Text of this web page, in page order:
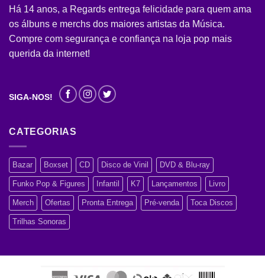
Há 14 anos, a Regards entrega felicidade para quem ama
os álbuns e merchs dos maiores artistas da Música.
Compre com segurança e confiança na loja pop mais
querida da internet!
SIGA-NOS!
CATEGORIAS
Bazar Boxset CD Disco de Vinil DVD & Blu-ray
Funko Pop & Figures Infantil K7 Lançamentos Livro
Merch Ofertas Pronta Entrega Pré-venda Toca Discos
Trilhas Sonoras